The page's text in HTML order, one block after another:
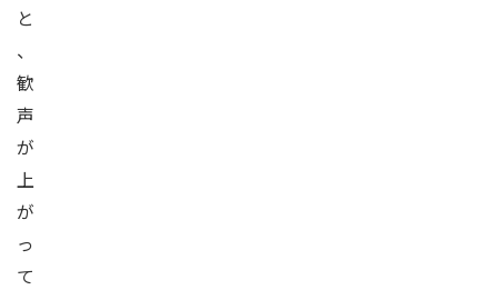
と
、
歓
声
が
上
が
っ
て